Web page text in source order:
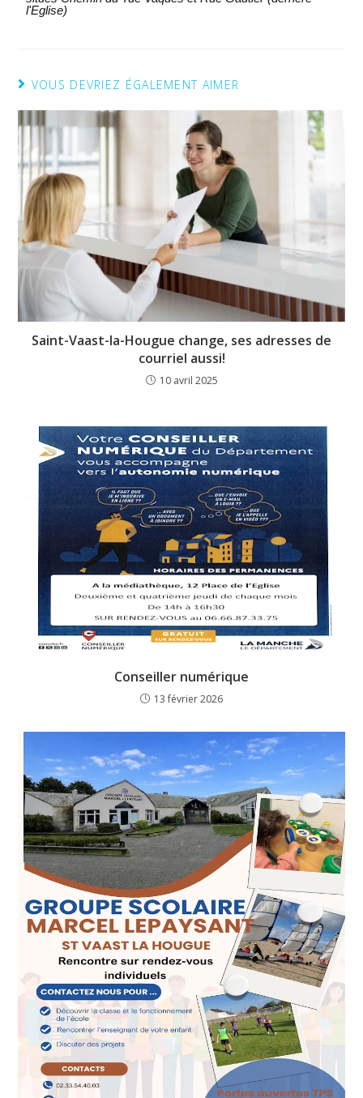
l'Eglise)
VOUS DEVRIEZ ÉGALEMENT AIMER
Saint-Vaast-la-Hougue change, ses adresses de
courriel aussi!
10 avril 2025
Conseiller numérique
13 février 2026